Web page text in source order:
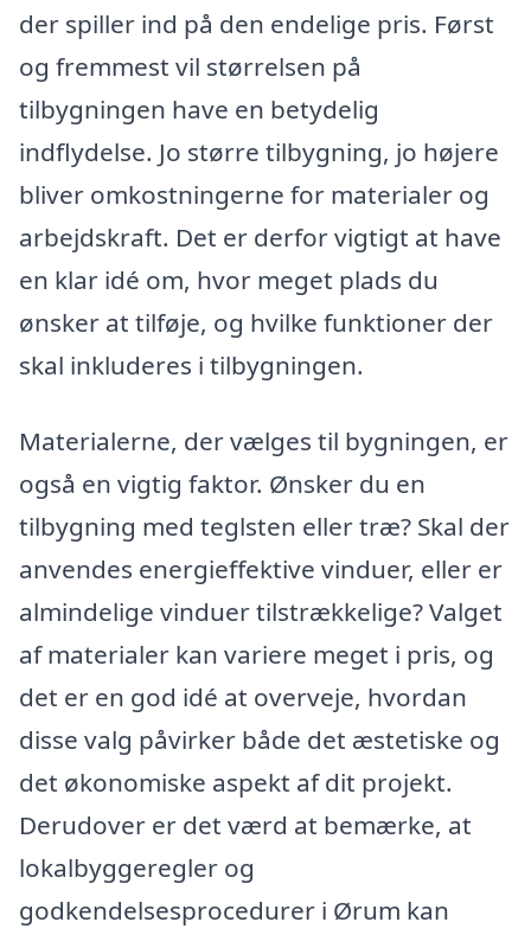
der spiller ind på den endelige pris. Først
og fremmest vil størrelsen på
tilbygningen have en betydelig
indflydelse. Jo større tilbygning, jo højere
bliver omkostningerne for materialer og
arbejdskraft. Det er derfor vigtigt at have
en klar idé om, hvor meget plads du
ønsker at tilføje, og hvilke funktioner der
skal inkluderes i tilbygningen.
Materialerne, der vælges til bygningen, er
også en vigtig faktor. Ønsker du en
tilbygning med teglsten eller træ? Skal der
anvendes energieffektive vinduer, eller er
almindelige vinduer tilstrækkelige? Valget
af materialer kan variere meget i pris, og
det er en god idé at overveje, hvordan
disse valg påvirker både det æstetiske og
det økonomiske aspekt af dit projekt.
Derudover er det værd at bemærke, at
lokalbyggeregler og
godkendelsesprocedurer i Ørum kan